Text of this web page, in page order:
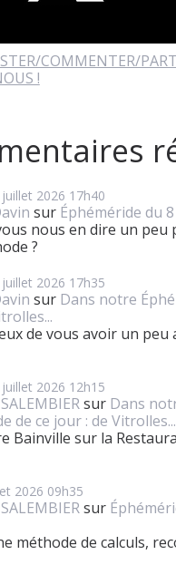
COMMENTER/
!
juillet 2026 17h40
sur Éphéméride du
nous en dire un peu
?
juillet 2026 17h35
sur Dans notre
de vous avoir un peu
juillet 2026 12h15
sur Dans
de ce jour : de Vitrolles...
Bainville sur la
2026 09h35
sur
méthode de calculs,